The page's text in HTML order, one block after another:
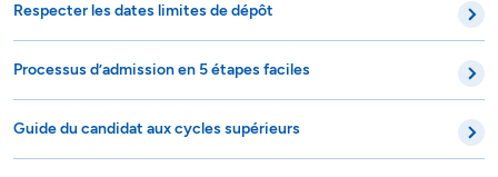
Respecter les dates limites de dépôt
Processus d’admission en 5 étapes faciles
Guide du candidat aux cycles supérieurs